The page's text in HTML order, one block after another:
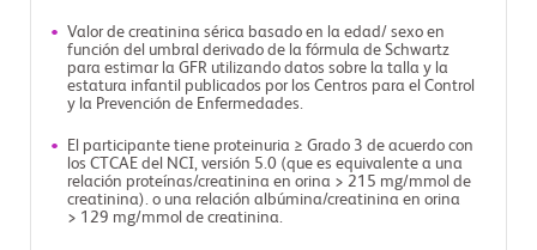
Valor de creatinina sérica basado en la edad/ sexo en
función del umbral derivado de la fórmula de Schwartz
para estimar la GFR utilizando datos sobre la talla y la
estatura infantil publicados por los Centros para el Control
y la Prevención de Enfermedades.
El participante tiene proteinuria ≥ Grado 3 de acuerdo con
los CTCAE del NCI, versión 5.0 (que es equivalente a una
relación proteínas/creatinina en orina > 215 mg/mmol de
creatinina). o una relación albúmina/creatinina en orina
> 129 mg/mmol de creatinina.